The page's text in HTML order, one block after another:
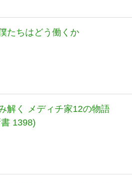
たちはどう働くか
解く メディチ家12の物語
1398)